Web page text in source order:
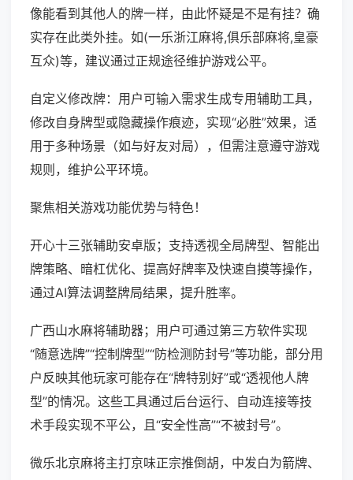
像能看到其他人的牌一样，由此怀疑是不是有挂？确
实存在此类外挂。如(一乐浙江麻将,俱乐部麻将,皇豪
互众)等，建议通过正规途径维护游戏公平。
自定义修改牌：用户可输入需求生成专用辅助工具，
修改自身牌型或隐藏操作痕迹，实现“必胜”效果，适
用于多种场景（如与好友对局），但需注意遵守游戏
规则，维护公平环境。
聚焦相关游戏功能优势与特色！
开心十三张辅助安卓版；支持透视全局牌型、智能出
牌策略、暗杠优化、提高好牌率及快速自摸等操作，
通过AI算法调整牌局结果，提升胜率。
广西山水麻将辅助器；用户可通过第三方软件实现
“随意选牌”“控制牌型”“防检测防封号”等功能，部分用
户反映其他玩家可能存在“牌特别好”或“透视他人牌
型”的情况。这些工具通过后台运行、自动连接等技
术手段实现不平公，且“安全性高”“不被封号”。
微乐北京麻将主打京味正宗推倒胡，中发白为箭牌、